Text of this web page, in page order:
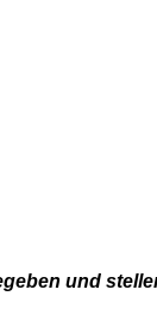
und